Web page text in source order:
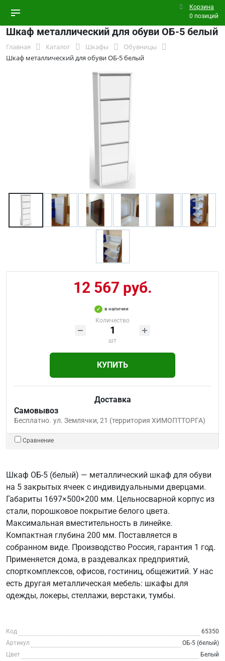
Корзина
0 позиций
Шкаф металлический для обуви ОБ-5 белый
Главная Каталог Шкафы
Обувницы
Шкаф металлический для обуви ОБ-5 белый
12 567 руб.
в наличии
Количество
шт
КУПИТЬ
Доставка
Самовывоз
Бесплатно. ул. Землячки, 21 (территория ХИМОПТТОРГА)
Сравнение
Шкаф ОБ-5 (белый) — металлический шкаф для обуви
на 5 закрытых ячеек с индивидуальными дверцами.
Габариты 1697×500×200 мм. Цельносварной корпус из
стали, порошковое покрытие белого цвета.
Максимальная вместительность в линейке.
Компактная глубина 200 мм. Поставляется в
собранном виде. Производство Россия, гарантия 1 год.
Применяется дома, в раздевалках предприятий,
спорткомплексов, офисов, гостиниц, общежитий. У нас
есть другая металлическая мебель: шкафы для
одежды, локеры, стеллажи, верстаки, тумбы.
Код
65350
Артикул
ОБ-5 (белый)
Цвет
Белый